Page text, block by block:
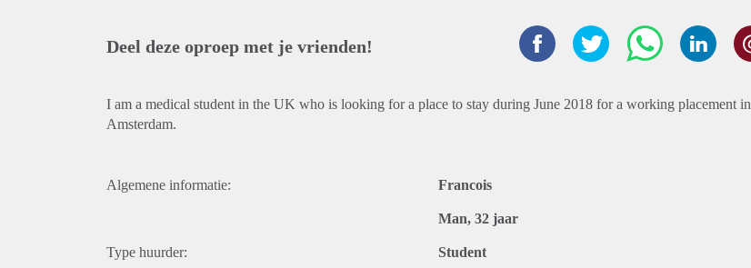
Deel deze oproep met je vrienden!
I am a medical student in the UK who is looking for a place to stay during June 2018 for a working placement in
Amsterdam.
Algemene informatie: Francois
Man, 32 jaar
Type huurder: Student